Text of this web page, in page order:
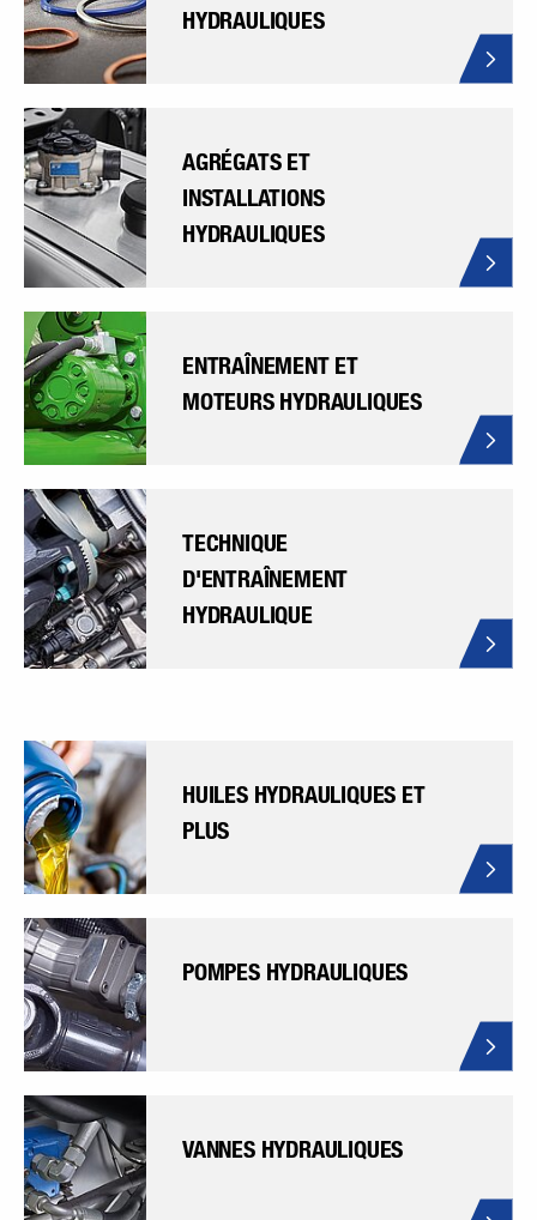
HYDRAULIQUES
AGRÉGATS ET
INSTALLATIONS
HYDRAULIQUES
ENTRAÎNEMENT ET
MOTEURS HYDRAULIQUES
TECHNIQUE
D'ENTRAÎNEMENT
HYDRAULIQUE
HUILES HYDRAULIQUES ET
PLUS
POMPES HYDRAULIQUES
VANNES HYDRAULIQUES